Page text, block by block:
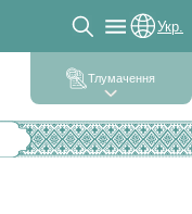
Укр.
Тлумачення